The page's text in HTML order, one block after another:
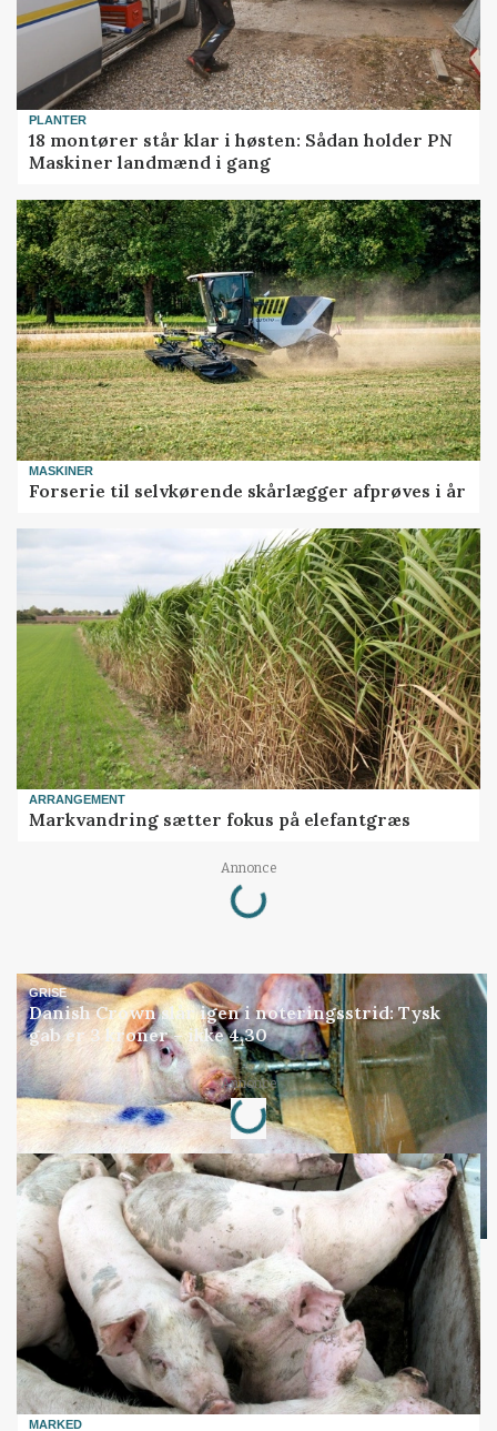
PLANTER
18 montører står klar i høsten: Sådan holder PN
Maskiner landmænd i gang
MASKINER
Forserie til selvkørende skårlægger afprøves i år
ARRANGEMENT
Markvandring sætter fokus på elefantgræs
Annonce
Loading...
GRISE
Danish Crown slår igen i noteringsstrid: Tysk
gab er 3 kroner – ikke 4,30
Annonce
Loading...
MARKED